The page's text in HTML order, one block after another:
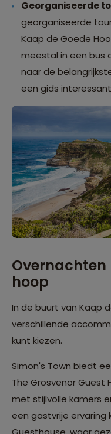
Georganiseerde
georganiseerde
Kaap de Goede
meestal in een bus
naar de
een gids
Overnachten
hoop
In de buurt van Kaap
verschillende
kunt kiezen.
Simon's Town biedt
The Grosvenor Guest
met stijlvolle kamers
een gastvrije ervaring